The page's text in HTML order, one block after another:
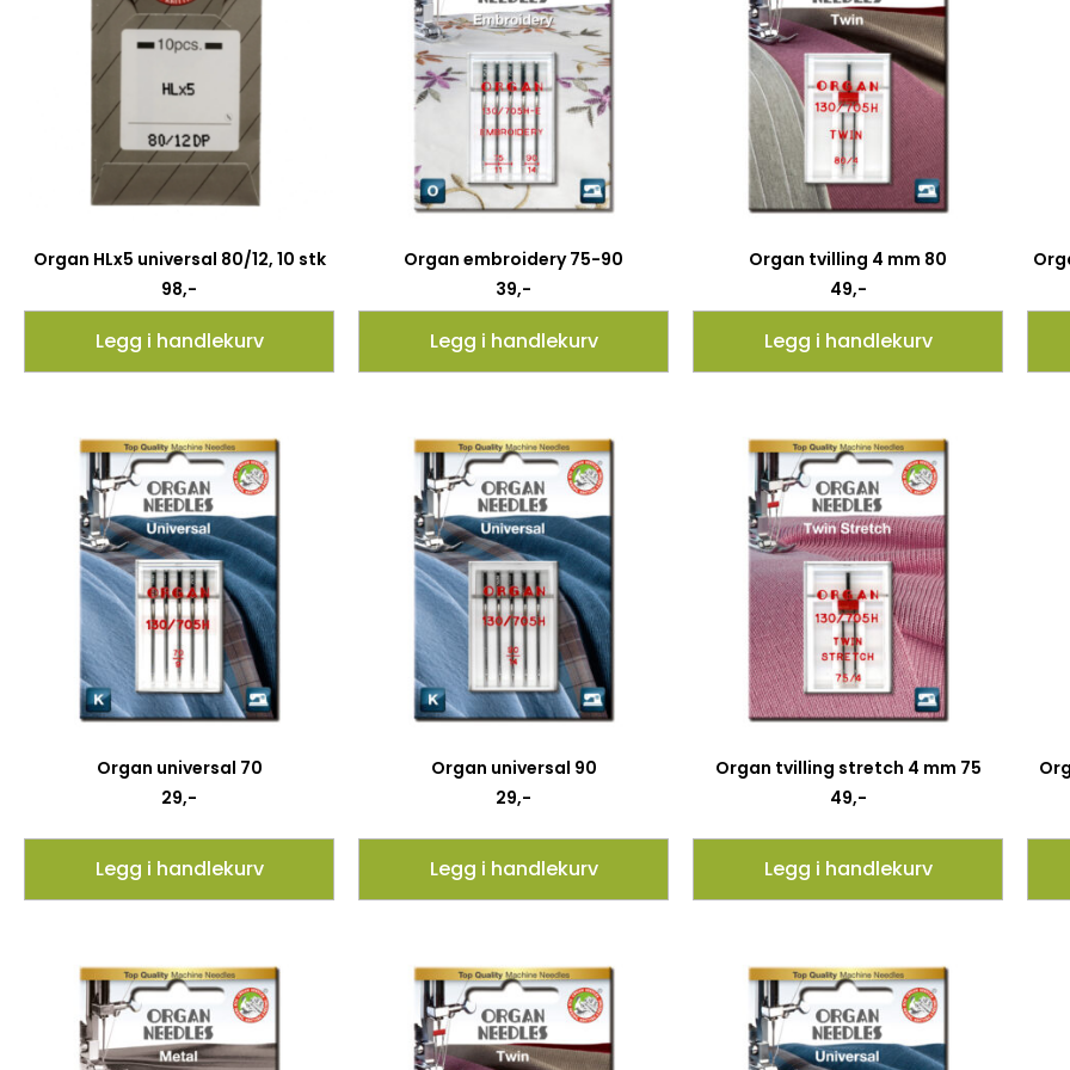
Organ HLx5 universal 80/12, 10 stk
98,-
Legg i handlekurv
Organ embroidery 75-90
39,-
Legg i handlekurv
Organ tvilling 4 mm 80
49,-
Legg i handlekurv
Organ universal 70
29,-
Legg i handlekurv
Organ universal 90
29,-
Legg i handlekurv
Organ tvilling stretch 4 mm 75
49,-
Legg i handlekurv